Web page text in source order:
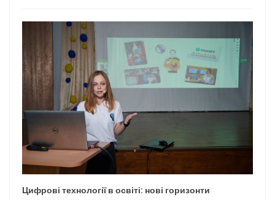
Цифрові технології в освіті: нові горизонти